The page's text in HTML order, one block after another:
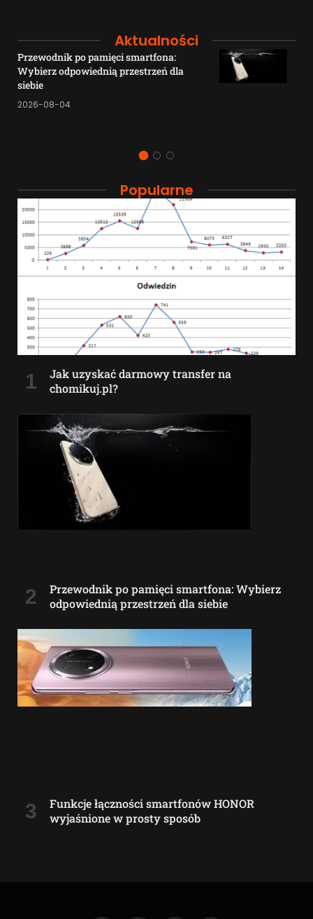
Aktualności
Przewodnik po pamięci smartfona:
Wybierz odpowiednią przestrzeń dla
siebie
2026-08-04
Popularne
Jak uzyskać darmowy transfer na
chomikuj.pl?
Przewodnik po pamięci smartfona: Wybierz
odpowiednią przestrzeń dla siebie
Funkcje łączności smartfonów HONOR
wyjaśnione w prosty sposób